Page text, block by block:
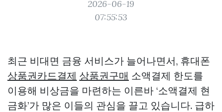
2026-06-19
07:55:53
최근 비대면 금융 서비스가 늘어나면서, 휴대폰
상품권카드결제 상품권구매 소액결제 한도를
이용해 비상금을 마련하는 이른바 ‘소액결제 현
금화’가 많은 이들의 관심을 끌고 있습니다. 급하